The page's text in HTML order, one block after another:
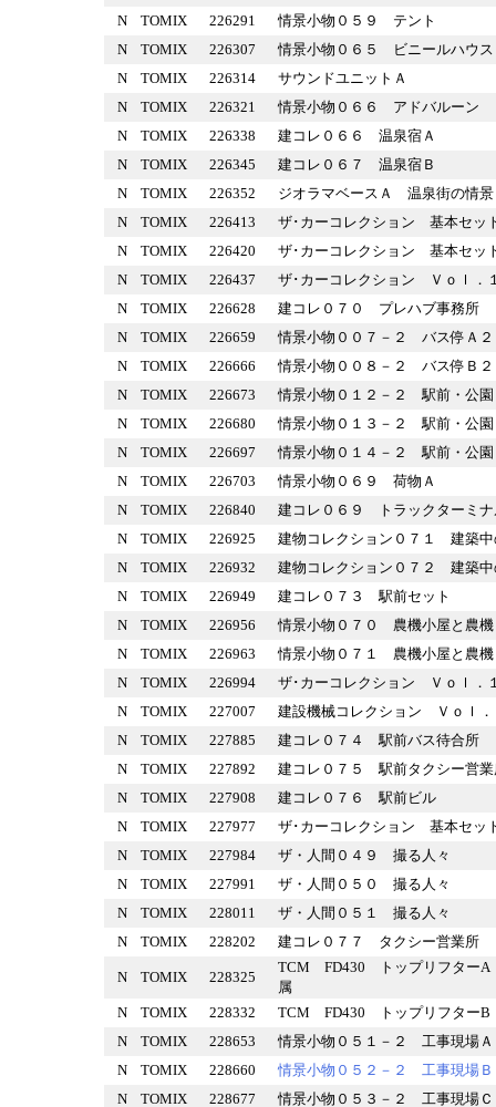
N
TOMIX 226291
情景小物０５９ テント
N
TOMIX 226307
情景小物０６５ ビニールハ
N
TOMIX 226314
サウンドユニットＡ
N
TOMIX 226321
情景小物０６６ アドバルー
N
TOMIX 226338
建コレ０６６ 温泉宿Ａ
N
TOMIX 226345
建コレ０６７ 温泉宿Ｂ
N
TOMIX 226352
ジオラマベースＡ 温泉街の情
N
TOMIX 226413
ザ･カーコレクション 基本
N
TOMIX 226420
ザ･カーコレクション 基本
N
TOMIX 226437
ザ･カーコレクション Ｖｏｌ
N
TOMIX 226628
建コレ０７０ プレハブ事務
N
TOMIX 226659
情景小物００７－２ バス停
N
TOMIX 226666
情景小物００８－２ バス停
N
TOMIX 226673
情景小物０１２－２ 駅前・
N
TOMIX 226680
情景小物０１３－２ 駅前・
N
TOMIX 226697
情景小物０１４－２ 駅前・
N
TOMIX 226703
情景小物０６９ 荷物Ａ
N
TOMIX 226840
建コレ０６９ トラックター
N
TOMIX 226925
建物コレクション０７１ 建
N
TOMIX 226932
建物コレクション０７２ 建
N
TOMIX 226949
建コレ０７３ 駅前セット
N
TOMIX 226956
情景小物０７０ 農機小屋と
N
TOMIX 226963
情景小物０７１ 農機小屋と
N
TOMIX 226994
ザ･カーコレクション Ｖｏｌ
N
TOMIX 227007
建設機械コレクション Ｖｏ
N
TOMIX 227885
建コレ０７４ 駅前バス待合
N
TOMIX 227892
建コレ０７５ 駅前タクシー
N
TOMIX 227908
建コレ０７６ 駅前ビル
N
TOMIX 227977
ザ･カーコレクション 基本
N
TOMIX 227984
ザ・人間０４９ 撮る人々
N
TOMIX 227991
ザ・人間０５０ 撮る人々
N
TOMIX 228011
ザ・人間０５１ 撮る人々
N
TOMIX 228202 建コレ０７７ タクシー営業
N TOMIX 228325
TCM FD430 トップリフターA
属
N
TOMIX 228332
TCM FD430 トップリフター
N
TOMIX 228653
情景小物０５１－２ 工事現
N
TOMIX 228660
情景小物０５２－２ 工事現
N
TOMIX 228677 情景小物０５３－２ 工事現